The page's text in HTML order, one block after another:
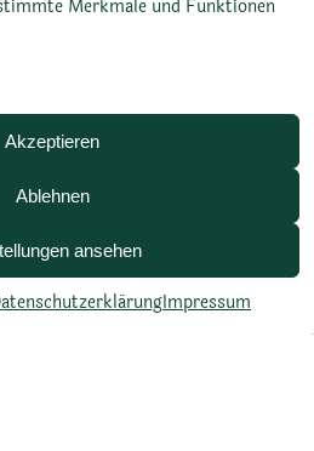
Merkmale und Funktionen
Akzeptieren
Ablehnen
ansehen
Impressum
2 bis 4 m